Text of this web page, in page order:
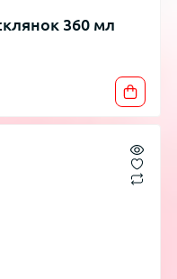
360 мл